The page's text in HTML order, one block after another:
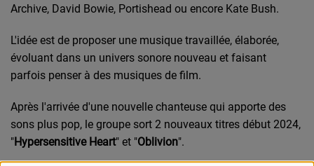
Archive, David Bowie, Portishead ou encore Kate Bush.
L'idée est de proposer une musique travaillée, élaborée,
évoluant dans un univers sonore nouveau et faisant
parfois penser à des musiques de film.
Après l'arrivée d'une nouvelle chanteuse qui apporte des
sons plus pop, le groupe sort 2 nouveaux titres début 2024,
"Hypersensitive Heart" et "Oblivion".